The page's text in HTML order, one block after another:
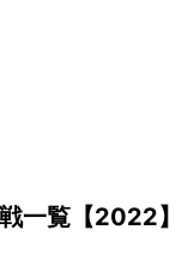
一覧【2022】